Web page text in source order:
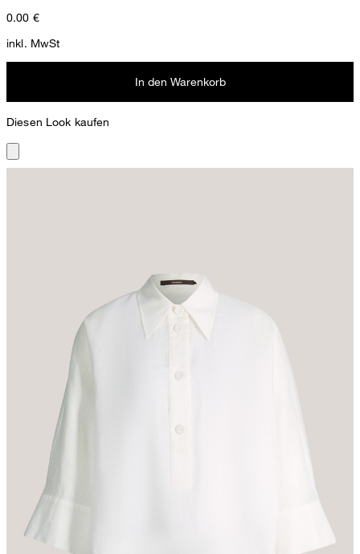
0.00 €
inkl. MwSt
In den Warenkorb
Diesen Look kaufen
Baumwollstretch-Midi-Rock mit Gürtel in Hellblau
inkl. MwSt
30-Tage-Bestpreis* € 320,00